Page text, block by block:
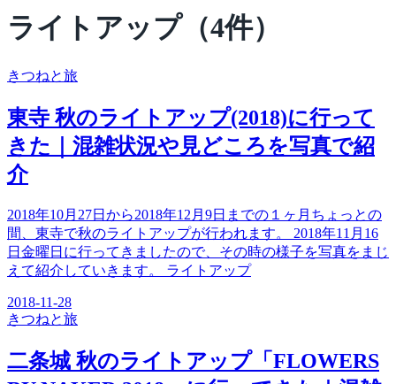
ライトアップ（4件）
きつねと旅
東寺 秋のライトアップ(2018)に行って
きた｜混雑状況や見どころを写真で紹
介
2018年10月27日から2018年12月9日までの１ヶ月ちょっとの
間、東寺で秋のライトアップが行われます。 2018年11月16
日金曜日に行ってきましたので、その時の様子を写真をまじ
えて紹介していきます。 ライトアップ
2018-11-28
きつねと旅
二条城 秋のライトアップ「FLOWERS